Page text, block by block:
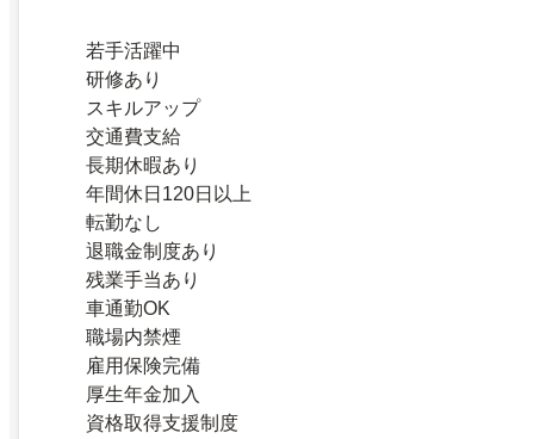
若手活躍中
研修あり
スキルアップ
交通費支給
長期休暇あり
年間休日120日以上
転勤なし
退職金制度あり
残業手当あり
車通勤OK
職場内禁煙
雇用保険完備
厚生年金加入
資格取得支援制度